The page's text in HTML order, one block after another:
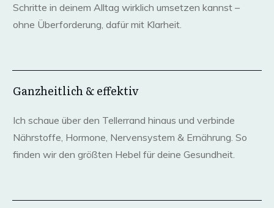
Schritte in deinem Alltag wirklich umsetzen kannst –
ohne Überforderung, dafür mit Klarheit.
Ganzheitlich & effektiv
Ich schaue über den Tellerrand hinaus und verbinde
Nährstoffe, Hormone, Nervensystem & Ernährung. So
finden wir den größten Hebel für deine Gesundheit.